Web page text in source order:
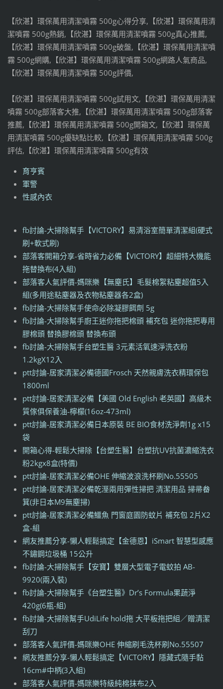
【欣湛】環保萬用清潔噴霧 500g心得分享,【欣湛】環保萬用清
潔噴霧 500g熱銷,【欣湛】環保萬用清潔噴霧 500g真心推薦,
【欣湛】環保萬用清潔噴霧 500g破盤,【欣湛】環保萬用清潔噴
霧 500g網購,【欣湛】環保萬用清潔噴霧 500g網路人氣商品,
【欣湛】環保萬用清潔噴霧 500g評價,
【欣湛】環保萬用清潔噴霧 500g試用文,【欣湛】環保萬用清潔
噴霧 500g部落客大推,【欣湛】環保萬用清潔噴霧 500g部落客
推薦,【欣湛】環保萬用清潔噴霧 500g開箱文,【欣湛】環保萬
用清潔噴霧 500g優缺點比較,【欣湛】環保萬用清潔噴霧 500g
評估,【欣湛】環保萬用清潔噴霧 500g有效
育亨賓
軍警
性感內衣
fb討論-大掃除幫手【VICTORY】易清浴室簡單清潔組(硬式
刷+軟式刷)
部落客開箱分享-省時省力必備【VICTORY】超細特大機能
拖替換布(4入組)
部落客人氣評價-媽咪樂【無塵氏】毛髮棉絮粘塵超值5入
組(多用途粘塵器及衣物粘塵器各2盒)
fb討論-大掃除幫手使命必除凝膠餌劑 5g
fb討論-大掃除幫手廚王迷你拖把棉頭 補充包 迷你拖把專用
膠棉頭 替換膠棉頭 替換布頭
fb討論-大掃除幫手台塑生醫 3元素活氧速淨洗衣粉
1.2kgX12入
ptt討論-居家清潔必備德國Frosch 天然親膚洗衣精環保包
1800ml
ptt討論-居家清潔必備【美國 Old English 老英國】高級木
質傢俱保養油-檸檬(16oz-473ml)
ptt討論-居家清潔必備日本原裝 BE BIO食材洗淨劑1g x15
袋
開箱心得-輕鬆大掃除【台塑生醫】台塑抗UV抗菌濃縮洗衣
粉2kgx8盒(特價)
ptt討論-居家清潔必備OHE 伸縮波浪洗杯刷No.55505
ptt討論-居家清潔必備乾溼兩用彈性掃把 清潔用品 掃帚畚
箕(非日本M9無塵掃)
ptt討論-居家清潔必備鱷魚 門窗庭園防蚊片 補充包 2片X2
盒-組
網友推薦分享-懶人輕鬆搞定【金德恩】iSmart 智慧型感應
不鏽鋼垃圾桶 15公升
fb討論-大掃除幫手【安寶】雙層大型電子電蚊拍 AB-
9920(兩入裝)
fb討論-大掃除幫手《台塑生醫》Dr’s Formula果蔬淨
420g(6瓶-組)
fb討論-大掃除幫手UdiLife hold拖 大平板拖把組／贈清潔
刮刀
部落客人氣評價-媽咪樂OHE 伸縮刷毛洗杯刷No.55507
網友推薦分享-懶人輕鬆搞定【VICTORY】隱藏式隨手黏
16cm#中柄(3入組)
部落客人氣評價-媽咪樂特級純棉抹布2入